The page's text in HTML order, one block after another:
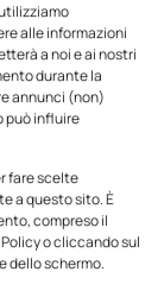
alle informazioni
a noi e ai nostri
durante la
annunci (non)
può influire
fare scelte
a questo sito. È
compreso il
o cliccando sul
dello schermo.